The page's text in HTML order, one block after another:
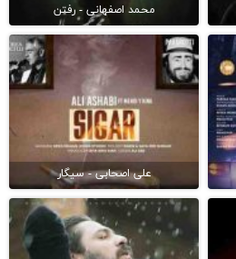
محمد اصفهانی - رفتن
علی اصحابی - سیگار